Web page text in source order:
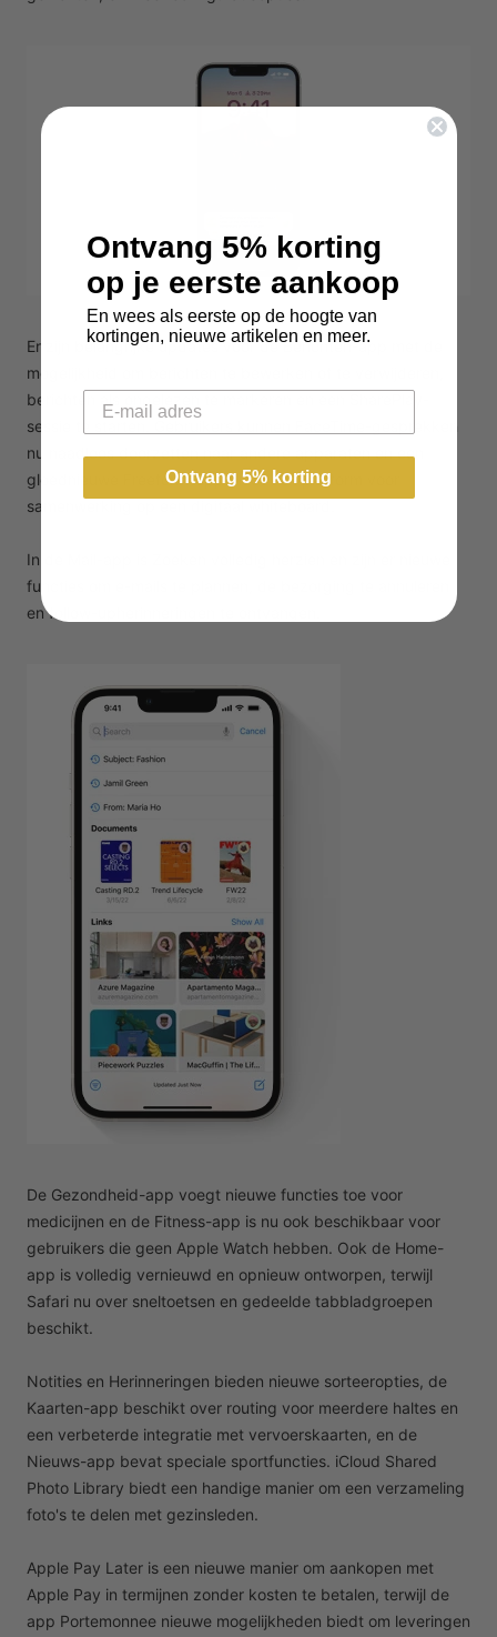
Er zijn belangrijke updates voor de Berichten-app met de
mogelijkheid om berichten te bewerken of te verwijderen,
berichten als ongelezen te markeren en een SharePlay-
sessie te starten. Gebruikers kunnen FaceTime-gesprekken
nu naadloos doorzetten naar andere apparaten en een
gloednieuwe Freeform-app biedt een platform voor
samenwerking op een digitaal whiteboard.
In de Mail-app is Zoeken volledig herzien en zijn er nieuwe
functies om e-mails te plannen, de bezorging te annuleren
en follow-upherinneringen te ontvangen.
De Gezondheid-app voegt nieuwe functies toe voor
medicijnen en de Fitness-app is nu ook beschikbaar voor
gebruikers die geen Apple Watch hebben. Ook de Home-
app is volledig vernieuwd en opnieuw ontworpen, terwijl
Safari nu over sneltoetsen en gedeelde tabbladgroepen
beschikt.
Notities en Herinneringen bieden nieuwe sorteeropties, de
Kaarten-app beschikt over routing voor meerdere haltes en
een verbeterde integratie met vervoerskaarten, en de
Nieuws-app bevat speciale sportfuncties. iCloud Shared
Photo Library biedt een handige manier om een verzameling
foto's te delen met gezinsleden.
Apple Pay Later is een nieuwe manier om aankopen met
Apple Pay in termijnen zonder kosten te betalen, terwijl de
app Portemonnee nieuwe mogelijkheden biedt om leveringen
Ontvang 5% korting
op je eerste aankoop
En wees als eerste op de hoogte van
kortingen, nieuwe artikelen en meer.
Email
Ontvang 5% korting